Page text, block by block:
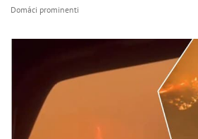
Domáci prominenti